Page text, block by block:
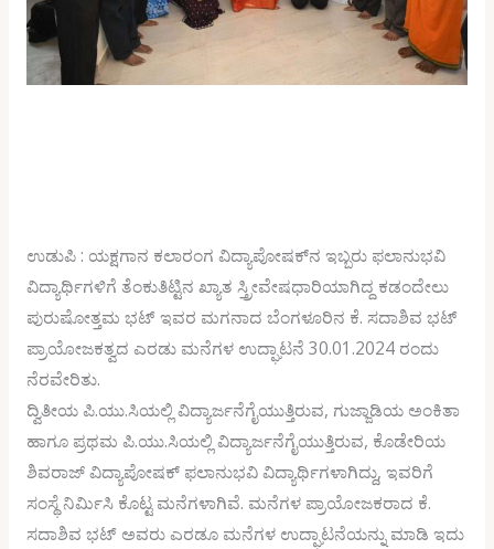
ಉಡುಪಿ : ಯಕ್ಷಗಾನ ಕಲಾರಂಗ ವಿದ್ಯಾಪೋಷಕ್‍ನ ಇಬ್ಬರು ಫಲಾನುಭವಿ
ವಿದ್ಯಾರ್ಥಿಗಳಿಗೆ ತೆಂಕುತಿಟ್ಟಿನ ಖ್ಯಾತ ಸ್ತ್ರೀವೇಷಧಾರಿಯಾಗಿದ್ದ ಕಡಂದೇಲು
ಪುರುಷೋತ್ತಮ ಭಟ್ ಇವರ ಮಗನಾದ ಬೆಂಗಳೂರಿನ ಕೆ. ಸದಾಶಿವ ಭಟ್
ಪ್ರಾಯೋಜಕತ್ವದ ಎರಡು ಮನೆಗಳ ಉದ್ಘಾಟನೆ 30.01.2024 ರಂದು
ನೆರವೇರಿತು.
ದ್ವಿತೀಯ ಪಿ.ಯು.ಸಿಯಲ್ಲಿ ವಿದ್ಯಾರ್ಜನೆಗೈಯುತ್ತಿರುವ, ಗುಜ್ಜಾಡಿಯ ಅಂಕಿತಾ
ಹಾಗೂ ಪ್ರಥಮ ಪಿ.ಯು.ಸಿಯಲ್ಲಿ ವಿದ್ಯಾರ್ಜನೆಗೈಯುತ್ತಿರುವ, ಕೊಡೇರಿಯ
ಶಿವರಾಜ್ ವಿದ್ಯಾಪೋಷಕ್ ಫಲಾನುಭವಿ ವಿದ್ಯಾರ್ಥಿಗಳಾಗಿದ್ದು, ಇವರಿಗೆ
ಸಂಸ್ಥೆ ನಿರ್ಮಿಸಿ ಕೊಟ್ಟ ಮನೆಗಳಾಗಿವೆ. ಮನೆಗಳ ಪ್ರಾಯೋಜಕರಾದ ಕೆ.
ಸದಾಶಿವ ಭಟ್ ಅವರು ಎರಡೂ ಮನೆಗಳ ಉದ್ಘಾಟನೆಯನ್ನು ಮಾಡಿ ಇದು